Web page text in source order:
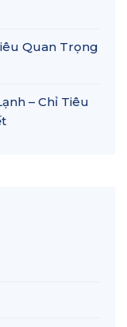
Quan Trọng
– Chỉ Tiêu